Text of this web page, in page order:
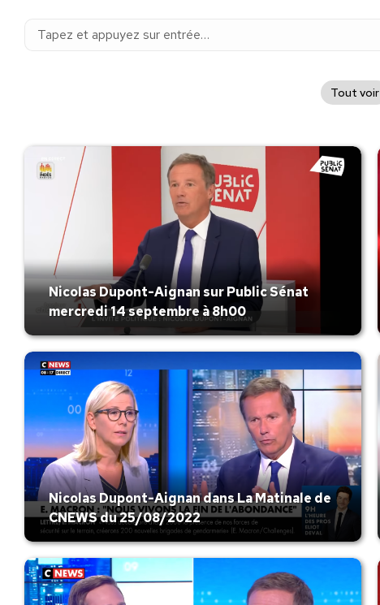
Recherche
Tout voir
Nicolas Dupont-Aignan sur Public Sénat
mercredi 14 septembre à 8h00
Nicolas Dupont-Aignan dans La Matinale de
CNEWS du 25/08/2022